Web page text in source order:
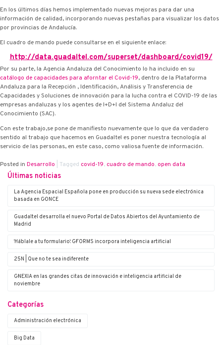
En los últimos días hemos implementado nuevas mejoras para dar una
información de calidad, incorporando nuevas pestañas para visualizar los datos
por provincias de Andalucía.
El cuadro de mando puede consultarse en el siguiente enlace:
http://data.guadaltel.com/superset/dashboard/covid19/
Por su parte, la Agencia Andaluza del Conocimiento lo ha incluido en su
catálogo de capacidades para aforntar el Covid-19, dentro de la Plataforma
Andaluza para la Recepción , Identificación, Análisis y Transferencia de
Capacidades y Soluciones de innovación para la lucha contra el COVID-19 de las
empresas andaluzas y los agentes de I+D+I del Sistema Andaluz del
Conocimiento (SAC).
Con este trabajo,se pone de manifiesto nuevamente que lo que da verdadero
sentido al trabajo que hacemos en Guadaltel es poner nuestra tecnología al
servicio de las personas, en este caso, como valiosa fuente de información.
Posted in Desarrollo Tagged covid-19, cuadro de mando, open data
Últimas noticias
La Agencia Espacial Española pone en producción su nueva sede electrónica
basada en G·ONCE
Guadaltel desarrolla el nuevo Portal de Datos Abiertos del Ayuntamiento de
Madrid
‘Háblale a tu formulario’: G·FORMS incorpora inteligencia artificial
25N | Que no te sea indiferente
G·NEXIA en las grandes citas de innovación e inteligencia artificial de
noviembre
Categorías
Administración electrónica
Big Data